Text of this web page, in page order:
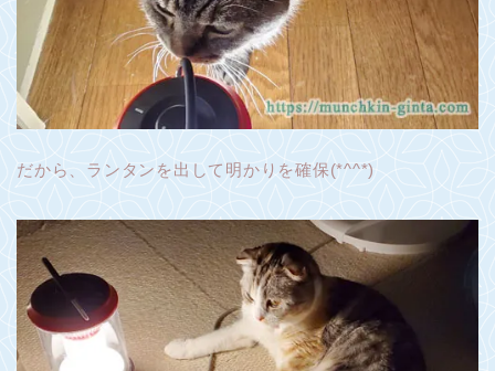
だから、ランタンを出して明かりを確保(*^^*)